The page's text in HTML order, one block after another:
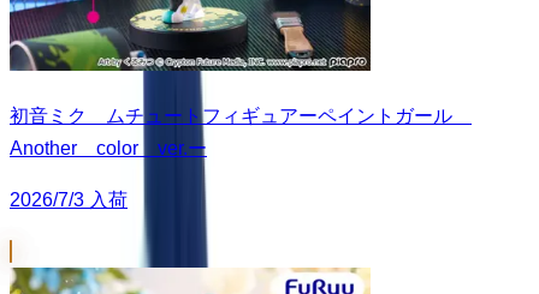
初音ミク ムチュートフィギュアーペイントガール
Another color ver.ー
2026/7/3 入荷